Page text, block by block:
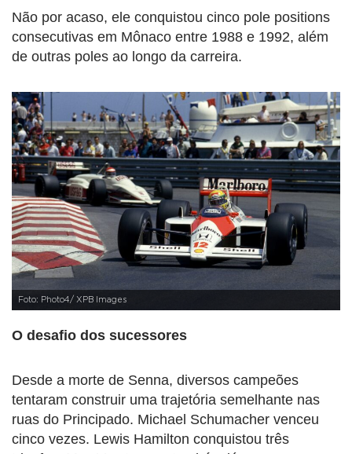
Não por acaso, ele conquistou cinco pole positions
consecutivas em Mônaco entre 1988 e 1992, além
de outras poles ao longo da carreira.
Foto: Photo4/ XPB Images
O desafio dos sucessores
Desde a morte de Senna, diversos campeões
tentaram construir uma trajetória semelhante nas
ruas do Principado. Michael Schumacher venceu
cinco vezes. Lewis Hamilton conquistou três